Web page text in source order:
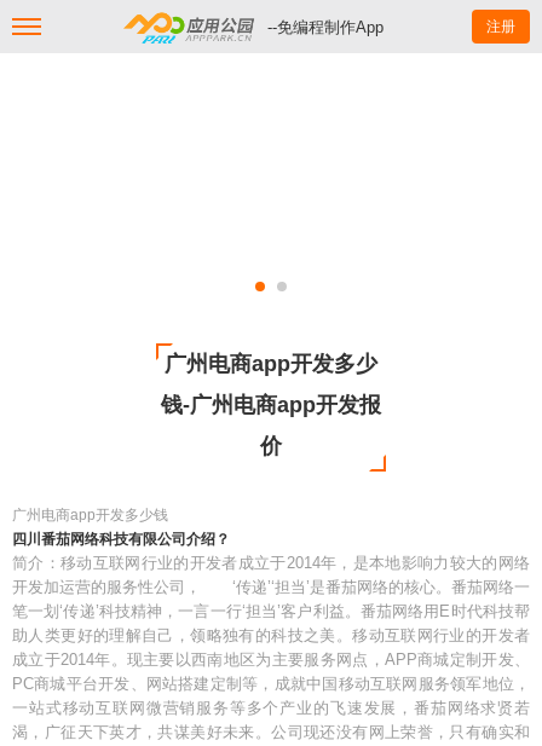
--免编程制作App 注册
广州电商app开发多少
钱-广州电商app开发报
价
广州电商app开发多少钱
四川番茄网络科技有限公司介绍？
简介：移动互联网行业的开发者成立于2014年，是本地影响力较大的网络
开发加运营的服务性公司， ‘传递’‘担当’是番茄网络的核心。番茄网络一
笔一划‘传递’科技精神，一言一行‘担当’客户利益。番茄网络用E时代科技帮
助人类更好的理解自己，领略独有的科技之美。移动互联网行业的开发者
成立于2014年。现主要以西南地区为主要服务网点，APP商城定制开发、
PC商城平台开发、网站搭建定制等，成就中国移动互联网服务领军地位，
一站式移动互联网微营销服务等多个产业的飞速发展，番茄网络求贤若
渴，广征天下英才，共谋美好未来。公司现还没有网上荣誉，只有确实和